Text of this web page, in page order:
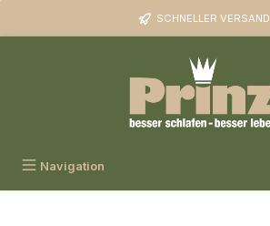
Zum Hauptinhalt springen SCHNELLER VERSAND
Navigation